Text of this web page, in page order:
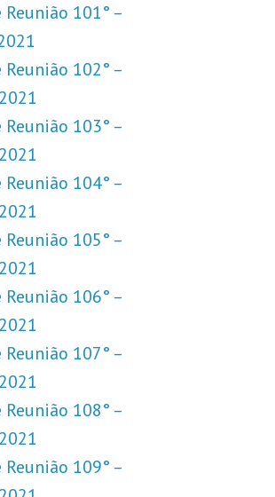
101° –
102° –
103° –
104° –
105° –
106° –
107° –
108° –
109° –